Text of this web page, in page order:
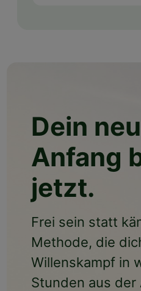
Dein
Anfang
jetzt.
Frei sein statt
Methode, die
Willenskampf in
Stunden aus der